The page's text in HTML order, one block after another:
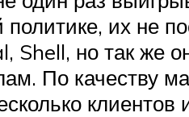
их не
но так же
По качеству